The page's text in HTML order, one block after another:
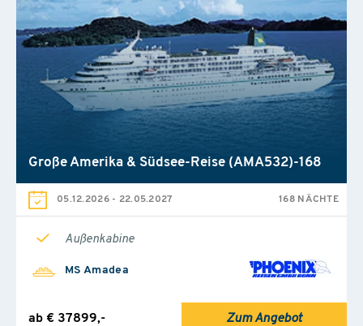
Große Amerika & Südsee-Reise (AMA532)-168
05.12.2026- 22.05.2027 168 NÄCHTE
Außenkabine
MS Amadea
ab € 37899,- Zum Angebot